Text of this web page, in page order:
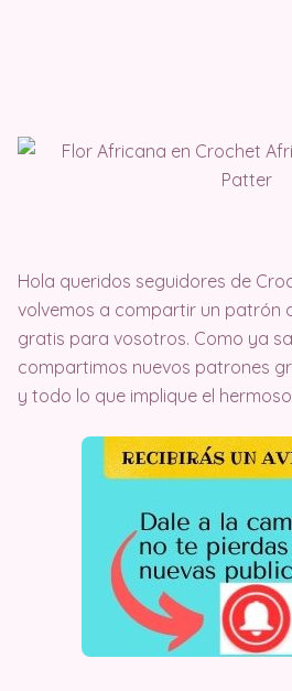
Hola queridos seguidores de
volvemos a compartir un patrón
gratis para vosotros. Como ya
compartimos nuevos patrones
y todo lo que implique el